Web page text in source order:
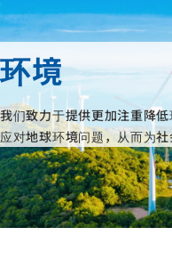
环境
我们致力于提供更加注重降
应对地球环境问题，从而为